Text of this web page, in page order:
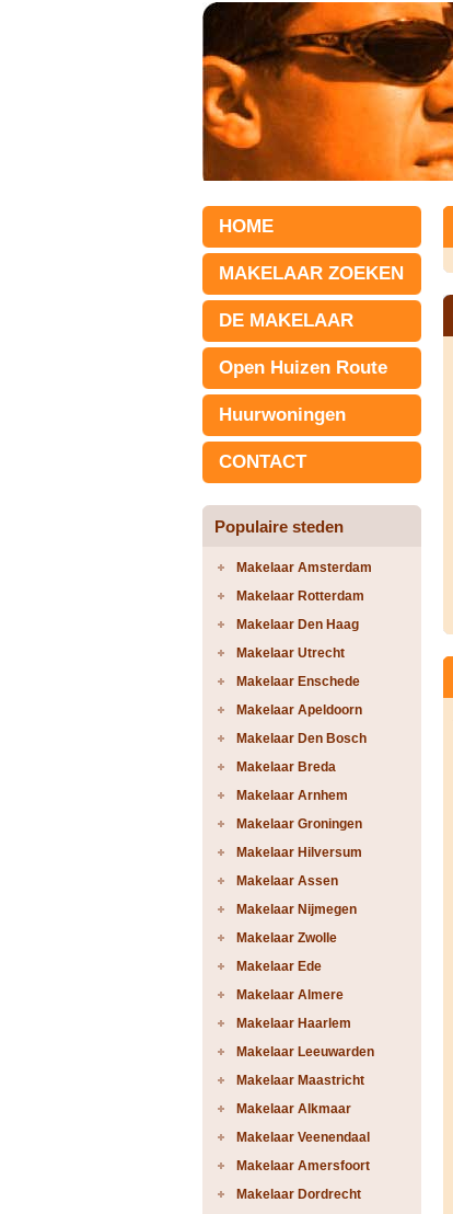
HOME
MAKELAAR ZOEKEN
DE MAKELAAR
Open Huizen Route
Huurwoningen
CONTACT
Populaire steden
Makelaar Amsterdam
Makelaar Rotterdam
Makelaar Den Haag
Makelaar Utrecht
Makelaar Enschede
Makelaar Apeldoorn
Makelaar Den Bosch
Makelaar Breda
Makelaar Arnhem
Makelaar Groningen
Makelaar Hilversum
Makelaar Assen
Makelaar Nijmegen
Makelaar Zwolle
Makelaar Ede
Makelaar Almere
Makelaar Haarlem
Makelaar Leeuwarden
Makelaar Maastricht
Makelaar Alkmaar
Makelaar Veenendaal
Makelaar Amersfoort
Makelaar Dordrecht